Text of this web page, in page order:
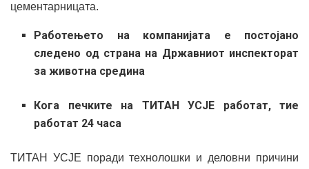
цементарницата.
Работењето на компанијата е постојано
следено од страна на Државниот инспекторат
за животна средина
Кога печките на ТИТАН УСЈЕ работат, тие
работат 24 часа
ТИТАН УСЈЕ поради технолошки и деловни причини